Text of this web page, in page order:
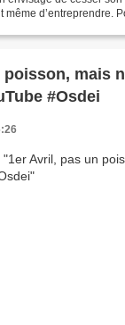
même d’entreprendre.
#Osdei